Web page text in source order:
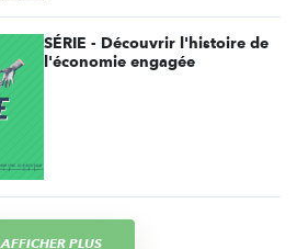
SÉRIE - Découvrir l'histoire de
l'économie engagée
AFFICHER PLUS